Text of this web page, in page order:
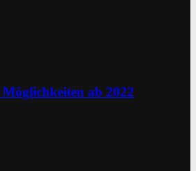
ab 2022